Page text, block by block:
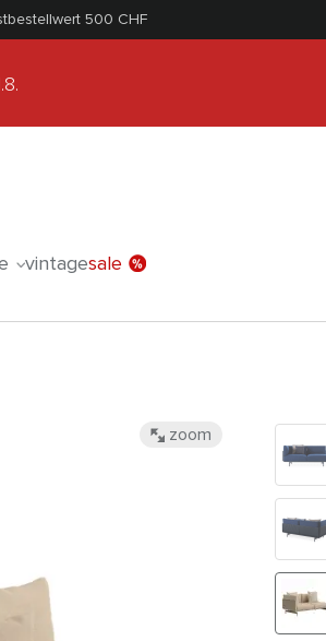
500 CHF
vintagesale
zoom